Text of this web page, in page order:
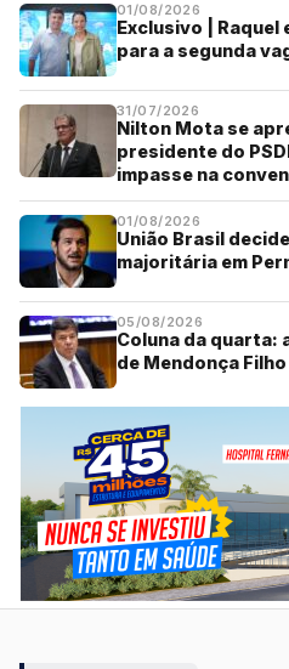
01/08/2026
Exclusivo | Raquel
para a segunda
31/07/2026
Nilton Mota se
presidente do
impasse na
01/08/2026
União Brasil
majoritária em
05/08/2026
Coluna da quarta:
de Mendonça Filho